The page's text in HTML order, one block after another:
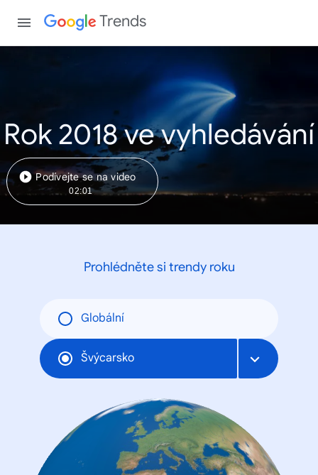
Trends
Rok 2018 ve vyhledávání
Podívejte se na video
02:01
Prohlédněte si trendy roku
Globální
Švýcarsko